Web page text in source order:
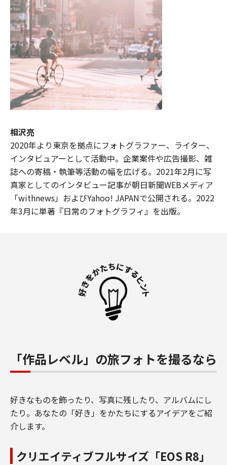
相沢亮
2020年より東京を拠点にフォトグラファー、ライター、
インタビュアーとして活動中。企業案件や広告撮影、雑
誌への寄稿・執筆等活動の幅を広げる。2021年2月に写
真家としてのインタビュー記事が朝日新聞WEBメディア
「withnews」およびYahoo! JAPANで公開される。2022
年3月に単著『日常のフォトグラフィ』を出版。
「作品レベル」の旅フォトを撮るなら
好きなものを飾ったり、写真に残したり、アルバムにし
たり。あなたの「好き」をかたちにするアイデアをご紹
介します。
クリエイティブフルサイズ「EOS R8」